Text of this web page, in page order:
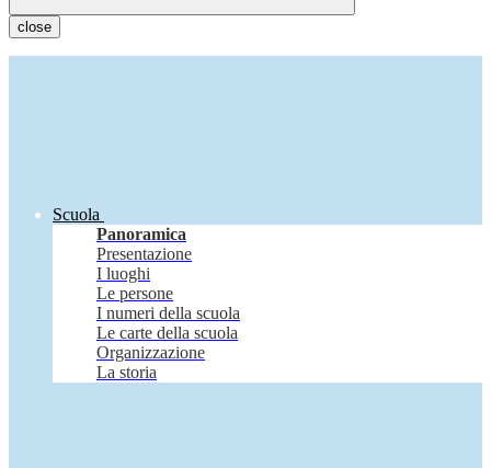
close
Scuola
Panoramica
Presentazione
I luoghi
Le persone
I numeri della scuola
Le carte della scuola
Organizzazione
La storia